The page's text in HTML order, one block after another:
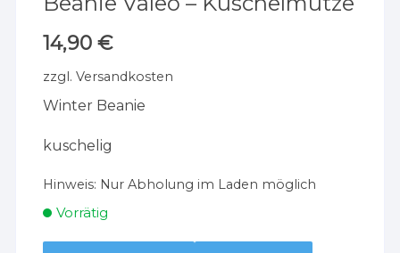
14,90€
zzgl.Versandkosten
Winter Beanie
kuschelig
Hinweis: Nur Abholung im Laden möglich
Vorrätig